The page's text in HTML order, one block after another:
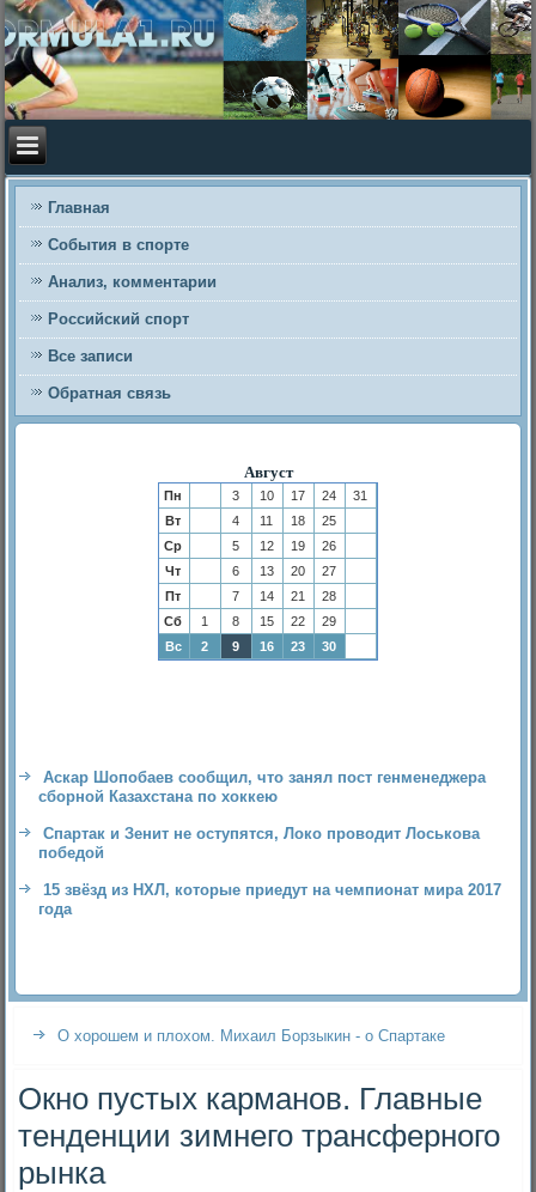
Главная
События в спорте
Анализ, комментарии
Российский спорт
Все записи
Обратная связь
Август
Пн 3 10 17 24
31
Вт
4 11 18
25
Ср
5 12 19
26
Чт
6 13 20
27
Пт
7 14 21
28
Сб
1 8 15 22
29
Вс
2 9 16 23 30
Аскар Шопобаев сообщил, что занял пост генменеджера
сборной Казахстана по хоккею
Спартак и Зенит не оступятся, Локо проводит Лоськова
победой
15 звёзд из НХЛ, которые приедут на чемпионат мира 2017
года
О хорошем и плохом. Михаил Борзыкин - о Спартаке
Окно пустых карманов. Главные
тенденции зимнего трансферного
рынка